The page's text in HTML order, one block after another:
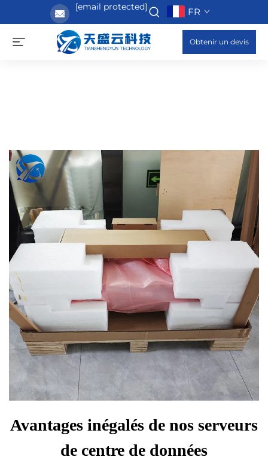
[email protected] FR
Obtenir un devis
Avantages inégalés de nos serveurs
de centre de données